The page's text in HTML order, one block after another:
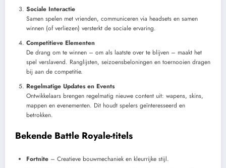
Sociale Interactie
Samen spelen met vrienden, communiceren via headsets en samen
winnen (of verliezen) versterkt de sociale ervaring.
Competitieve Elementen
De drang om te winnen – om als laatste over te blijven – maakt het
spel verslavend. Ranglijsten, seizoensbeloningen en toernooien dragen
bij aan de competitie.
Regelmatige Updates en Events
Ontwikkelaars brengen regelmatig nieuwe content uit: wapens, skins,
mappen en evenementen. Dit houdt spelers geïnteresseerd en
betrokken.
Bekende Battle Royale-titels
Fortnite – Creatieve bouwmechaniek en kleurrijke stijl.